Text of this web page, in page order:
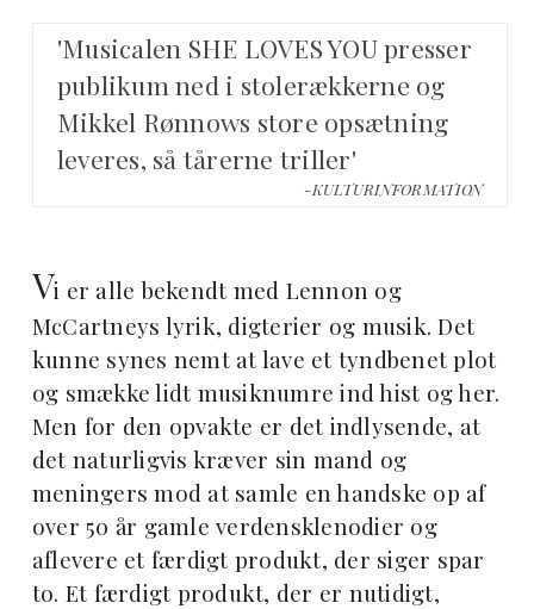
'Musicalen SHE LOVES YOU presser
publikum ned i stolerækkerne og
Mikkel Rønnows store opsætning
leveres, så tårerne triller'
-KULTURINFORMATION
Vi er alle bekendt med Lennon og
McCartneys lyrik, digterier og musik. Det
kunne synes nemt at lave et tyndbenet plot
og smække lidt musiknumre ind hist og her.
Men for den opvakte er det indlysende, at
det naturligvis kræver sin mand og
meningers mod at samle en handske op af
over 50 år gamle verdensklenodier og
aflevere et færdigt produkt, der siger spar
to. Et færdigt produkt, der er nutidigt,